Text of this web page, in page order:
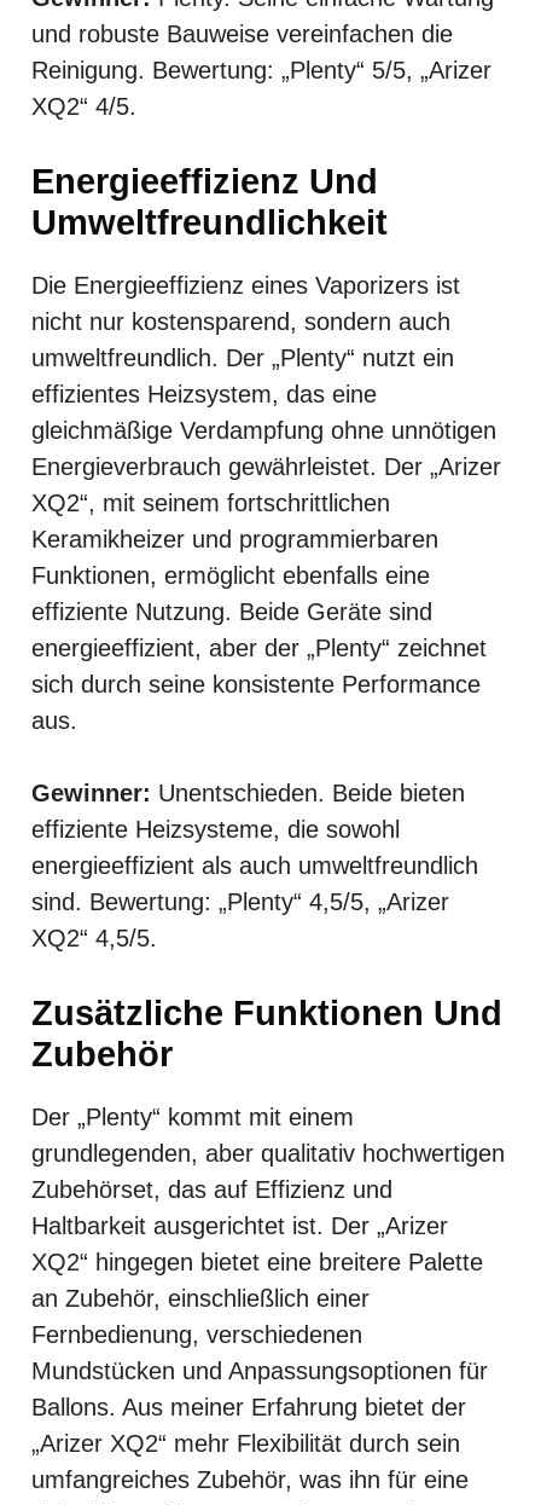
und robuste Bauweise vereinfachen die
Reinigung. Bewertung: „Plenty“ 5/5, „Arizer
XQ2“ 4/5.
Energieeffizienz Und
Umweltfreundlichkeit
Die Energieeffizienz eines Vaporizers ist
nicht nur kostensparend, sondern auch
umweltfreundlich. Der „Plenty“ nutzt ein
effizientes Heizsystem, das eine
gleichmäßige Verdampfung ohne unnötigen
Energieverbrauch gewährleistet. Der „Arizer
XQ2“, mit seinem fortschrittlichen
Keramikheizer und programmierbaren
Funktionen, ermöglicht ebenfalls eine
effiziente Nutzung. Beide Geräte sind
energieeffizient, aber der „Plenty“ zeichnet
sich durch seine konsistente Performance
aus.
Gewinner: Unentschieden. Beide bieten
effiziente Heizsysteme, die sowohl
energieeffizient als auch umweltfreundlich
sind. Bewertung: „Plenty“ 4,5/5, „Arizer
XQ2“ 4,5/5.
Zusätzliche Funktionen Und
Zubehör
Der „Plenty“ kommt mit einem
grundlegenden, aber qualitativ hochwertigen
Zubehörset, das auf Effizienz und
Haltbarkeit ausgerichtet ist. Der „Arizer
XQ2“ hingegen bietet eine breitere Palette
an Zubehör, einschließlich einer
Fernbedienung, verschiedenen
Mundstücken und Anpassungsoptionen für
Ballons. Aus meiner Erfahrung bietet der
„Arizer XQ2“ mehr Flexibilität durch sein
umfangreiches Zubehör, was ihn für eine